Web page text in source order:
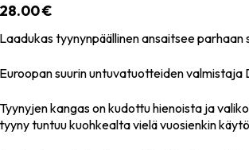
28.00€
Laadukas tyynynpäällinen ansaitsee
Euroopan suurin untuvatuotteiden valmistaja
Tyynyjen kangas on kudottu hienoista ja
tyyny tuntuu kuohkealta vielä vuosienkin